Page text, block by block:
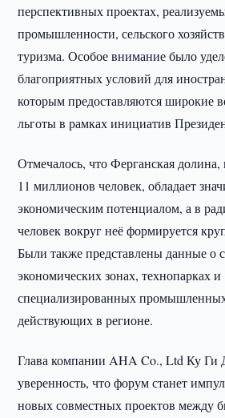
перспективных проектах,
промышленности, сельского
туризма. Особое внимание было
благоприятных условий для
которым предоставляются широкие
льготы в рамках инициатив
Отмечалось, что Ферганская долина,
11 миллионов человек, обладает
экономическим потенциалом, а в
человек вокруг неё формируется
Были также представлены данные о
экономических зонах, технопарках и
специализированных
действующих в регионе.
Глава компании AHA Co., Ltd Ку Ги
уверенность, что форум станет
новых совместных проектов между